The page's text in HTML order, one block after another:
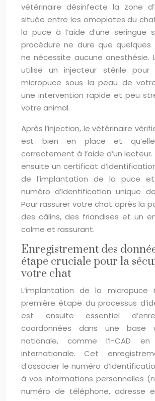
vétérinaire désinfecte la zone
située entre les omoplates du
la puce à l’aide d’une seringue
procédure ne dure que
ne nécessite aucune anesthésie.
utilise un injecteur stérile pour
micropuce sous la peau de
une intervention rapide et peu
votre animal.
Après l’injection, le vétérinaire
est bien en place et qu’elle
correctement à l’aide d’un
ensuite un certificat
de l’implantation de la puce
numéro d’identification unique
Pour rassurer votre chat après la
des câlins, des friandises et un
calme et rassurant.
Enregistrement des
étape cruciale pour la
votre chat
L’implantation de la micropuce
première étape du processus
est ensuite essentiel
coordonnées dans une base
nationale, comme l’I-CAD
internationale. Cet
d’associer le numéro
à vos informations personnelles
numéro de téléphone, adresse